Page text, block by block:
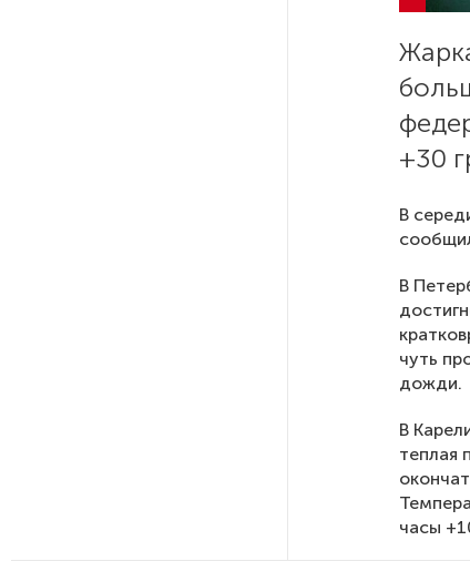
+30
В
В
чуть
дожди.
В
теплая
часы